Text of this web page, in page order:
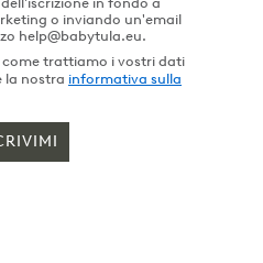
o inviando un'email
help@babytula.eu.
come trattiamo i vostri dati
la nostra informativa sulla